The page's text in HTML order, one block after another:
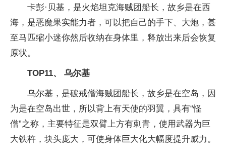
卡彭·贝基，是火焰坦克海贼团船长，故乡是在西
海，是恶魔果实能力者，可以把自己的手下、大炮，甚
至马匹缩小迷你然后收纳在身体里，释放出来后会恢复
原状。
TOP11、 乌尔基
乌尔基，是破戒僧海贼团船长，故乡是在空岛，因
为是在空岛出世，所以背上有天使的羽翼，具有“怪
僧”之称，主要特征是双臂上方有刺青，使用武器为巨
大铁杵，块头庞大，可使身体巨大化大幅度提升威力。